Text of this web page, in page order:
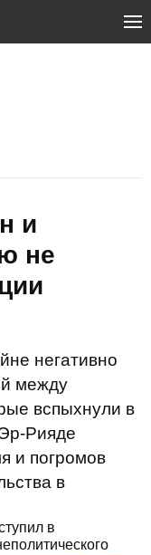
и
не
негативно
между
вспыхнули в
Рияде
и погромов
в
в